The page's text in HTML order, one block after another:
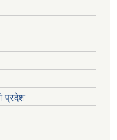
प्रदेश